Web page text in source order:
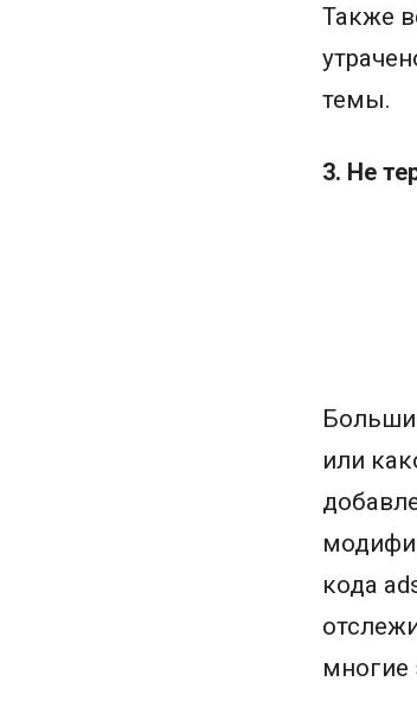
Также
темы.
3. Не
или
кода
многие